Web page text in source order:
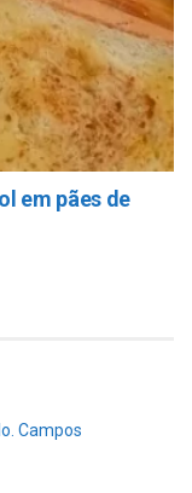
em pães de
Campos